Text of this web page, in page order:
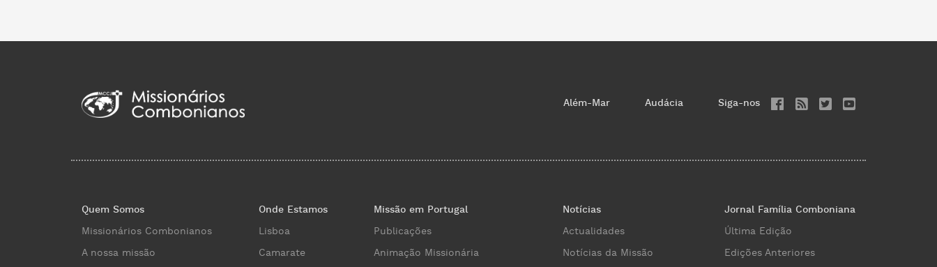
Além-Mar Audácia Siga-nos
Quem Somos
Missionários Combonianos
A nossa missão
Onde Estamos
Lisboa
Camarate
Missão em Portugal
Publicações
Animação Missionária
Notícias
Actualidades
Notícias da Missão
Jornal Família Comboniana
Última Edição
Edições Anteriores